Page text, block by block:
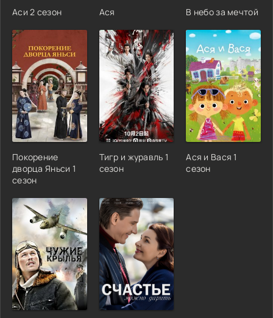
Аси 2 сезон Ася В небо за мечтой
Покорение
дворца Яньси 1
сезон
Тигр и журавль 1
сезон
Ася и Вася 1
сезон